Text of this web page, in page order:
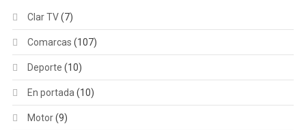
Clar TV(7)
Comarcas (107)
Deporte (10)
En portada (10)
Motor(9)